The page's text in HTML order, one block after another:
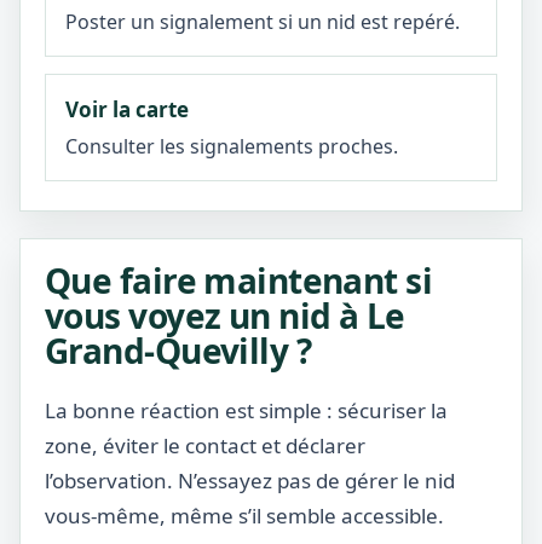
Poster un signalement si un nid est repéré.
Voir la carte
Consulter les signalements proches.
Que faire maintenant si
vous voyez un nid à Le
Grand-Quevilly ?
La bonne réaction est simple : sécuriser la
zone, éviter le contact et déclarer
l’observation. N’essayez pas de gérer le nid
vous-même, même s’il semble accessible.